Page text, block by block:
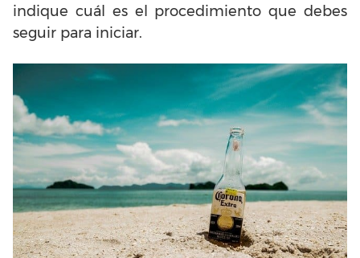
indique cuál es el procedimiento que debes
seguir para iniciar.